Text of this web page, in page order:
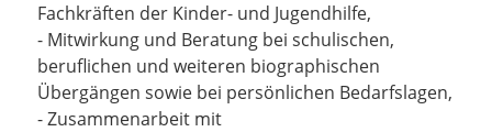
Fachkräften der Kinder- und Jugendhilfe,
- Mitwirkung und Beratung bei schulischen,
beruflichen und weiteren biographischen
Übergängen sowie bei persönlichen Bedarfslagen,
- Zusammenarbeit mit